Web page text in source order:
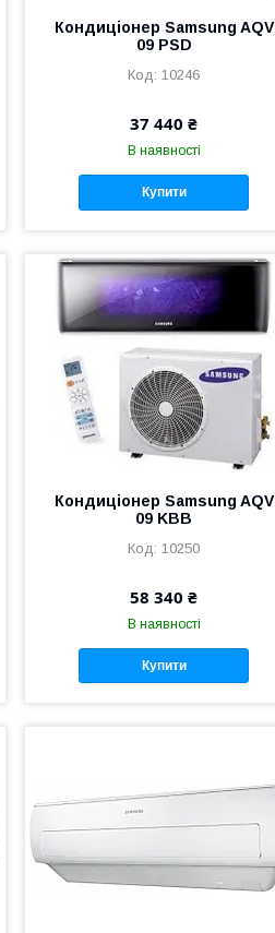
Кондиціонер Samsung AQV
09 PSD
10246
37 440 ₴
В наявності
Купити
Кондиціонер Samsung AQV
09 KBB
10250
58 340 ₴
В наявності
Купити